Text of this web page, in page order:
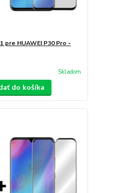
pre HUAWEI P30 Pro -
Skladom
do košíka